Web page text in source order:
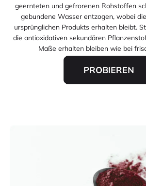
geernteten und gefrorenen Rohstoffen
gebundene Wasser entzogen, wobei
ursprünglichen Produkts erhalten bleibt.
die antioxidativen sekundären
Maße erhalten bleiben wie bei
PROBIEREN